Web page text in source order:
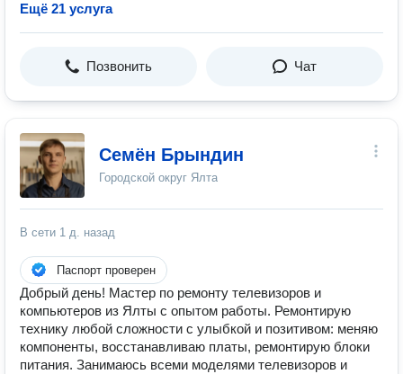
Ещё 21 услуга
Позвонить Чат
Семён Брындин
Городской округ Ялта
В сети 1 д. назад
Паспорт проверен
Добрый день! Мастер по ремонту телевизоров и
компьютеров из Ялты с опытом работы. Ремонтирую
технику любой сложности с улыбкой и позитивом: меняю
компоненты, восстанавливаю платы, ремонтирую блоки
питания. Занимаюсь всеми моделями телевизоров и